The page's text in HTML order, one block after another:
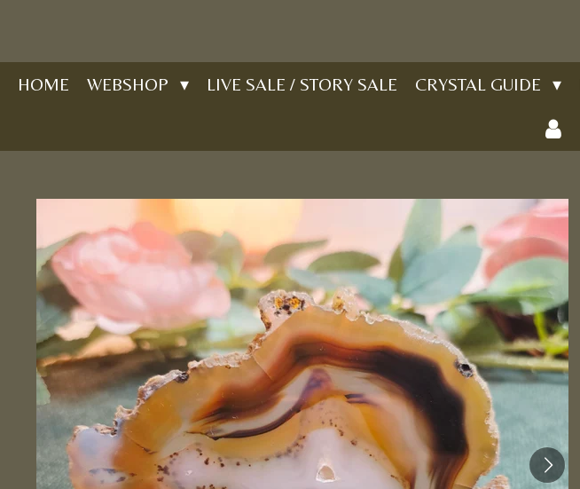
naar
HOME WEBSHOP LIVE SALE / STORY SALE CRYSTAL GUIDE